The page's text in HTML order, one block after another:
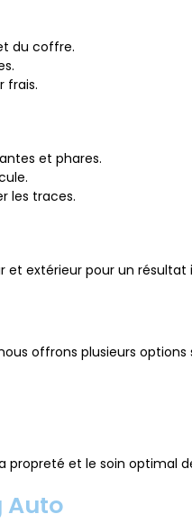
du coffre.
frais.
et phares.
les traces.
et extérieur pour un résultat
offrons plusieurs
propreté et le soin optimal
Auto